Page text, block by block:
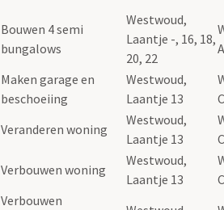
Bouwen 4 semi
bungalows
Westwoud,
Laantje -, 16, 18,
20, 22
Maken garage en
beschoeiing
Westwoud,
Laantje 13
Veranderen woning
Westwoud,
Laantje 13
Verbouwen woning
Westwoud,
Laantje 13
Verbouwen